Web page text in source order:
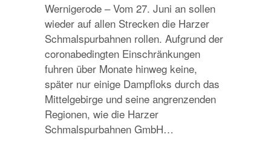
Wernigerode – Vom 27. Juni an sollen
wieder auf allen Strecken die Harzer
Schmalspurbahnen rollen. Aufgrund der
coronabedingten Einschränkungen
fuhren über Monate hinweg keine,
später nur einige Dampfloks durch das
Mittelgebirge und seine angrenzenden
Regionen, wie die Harzer
Schmalspurbahnen GmbH…